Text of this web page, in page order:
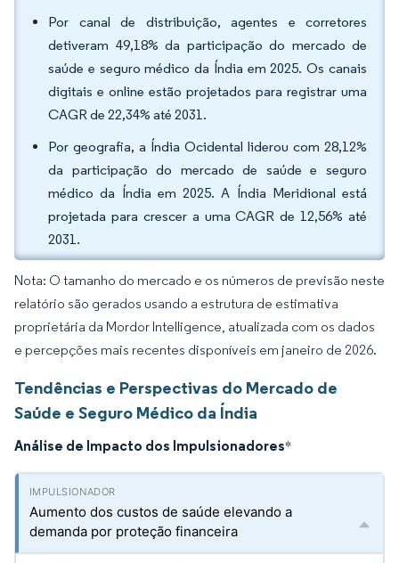
Por canal de distribuição, agentes e corretores
detiveram 49,18% da participação do mercado de
saúde e seguro médico da Índia em 2025. Os canais
digitais e online estão projetados para registrar uma
CAGR de 22,34% até 2031.
Por geografia, a Índia Ocidental liderou com 28,12%
da participação do mercado de saúde e seguro
médico da Índia em 2025. A Índia Meridional está
projetada para crescer a uma CAGR de 12,56% até
2031.
Nota: O tamanho do mercado e os números de previsão neste
relatório são gerados usando a estrutura de estimativa
proprietária da Mordor Intelligence, atualizada com os dados
e percepções mais recentes disponíveis em janeiro de 2026.
Tendências e Perspectivas do Mercado de
Saúde e Seguro Médico da Índia
Análise de Impacto dos Impulsionadores*
Aumento dos custos de saúde elevando a
demanda por proteção financeira